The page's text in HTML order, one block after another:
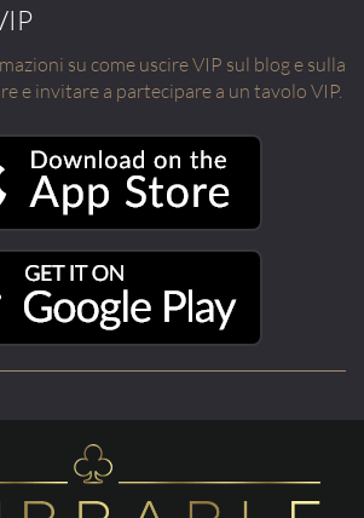
su come uscire VIP sul blog e sulla
e invitare a partecipare a un tavolo VIP.